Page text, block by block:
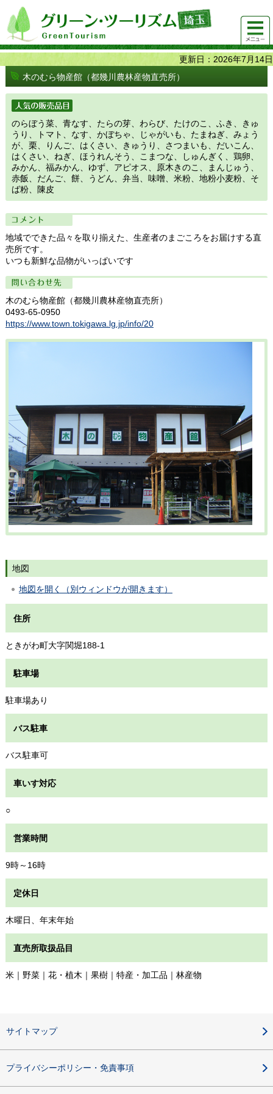
グリーンツーリズム埼玉 緑豊かな農山村で 楽しく！
美味しく！
メニュ
ー
更新日：2026年7月14日
木のむら物産館（都幾川農林産物直売所）
人気の販売品目
のらぼう菜、青なす、たらの芽、わらび、たけのこ、ふき、きゅ
うり、トマト、なす、かぼちゃ、じゃがいも、たまねぎ、みょう
が、栗、りんご、はくさい、きゅうり、さつまいも、だいこん、
はくさい、ねぎ、ほうれんそう、こまつな、しゅんぎく、鶏卵、
みかん、福みかん、ゆず、アピオス、原木きのこ、まんじゅう、
赤飯、だんご、餅、うどん、弁当、味噌、米粉、地粉小麦粉、そ
ば粉、陳皮
コメント
地域でできた品々を取り揃えた、生産者のまごころをお届けする直
売所です。
いつも新鮮な品物がいっぱいです
問い合わせ先
木のむら物産館（都幾川農林産物直売所）
0493-65-0950
https://www.town.tokigawa.lg.jp/info/20
地図
地図を開く（別ウィンドウが開きます）
住所
ときがわ町大字関堀188-1
駐車場
駐車場あり
バス駐車
バス駐車可
車いす対応
○
営業時間
9時～16時
定休日
木曜日、年末年始
直売所取扱品目
米｜野菜｜花・植木｜果樹｜特産・加工品｜林産物
サイトマップ
プライバシーポリシー・免責事項